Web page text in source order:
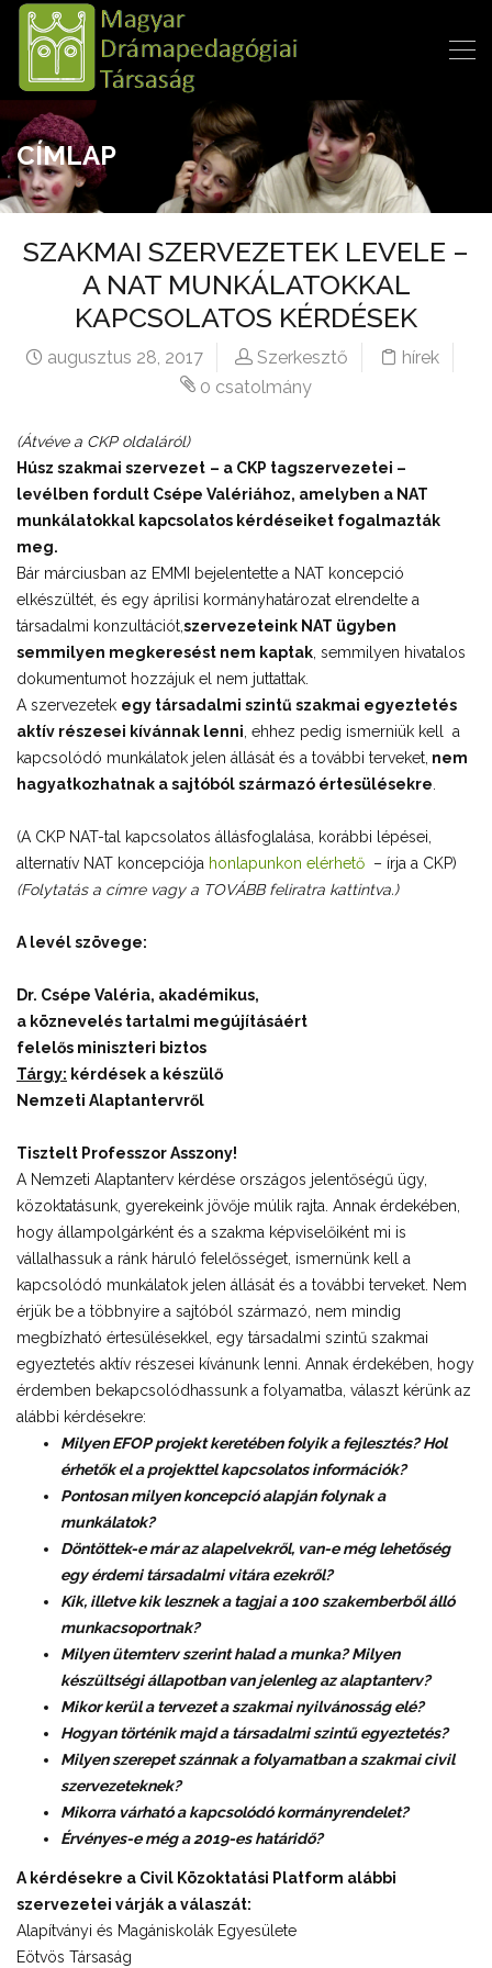
CÍMLAP
SZAKMAI SZERVEZETEK LEVELE –
A NAT MUNKÁLATOKKAL
KAPCSOLATOS KÉRDÉSEK
augusztus 28, 2017 Szerkesztő
hírek
0 csatolmány
(Átvéve a CKP oldaláról)
Húsz szakmai szervezet – a CKP tagszervezetei –
levélben fordult Csépe Valériához, amelyben a NAT
munkálatokkal kapcsolatos kérdéseiket fogalmazták
meg.
Bár márciusban az EMMI bejelentette a NAT koncepció
elkészültét, és egy áprilisi kormányhatározat elrendelte a
társadalmi konzultációt,szervezeteink NAT ügyben
semmilyen megkeresést nem kaptak , semmilyen hivatalos
dokumentumot hozzájuk el nem juttattak.
A szervezetek egy társadalmi szintű szakmai egyeztetés
aktív részesei kívánnak lenni , ehhez pedig ismerniük kell a
kapcsolódó munkálatok jelen állását és a további terveket, nem
hagyatkozhatnak a sajtóból származó értesülésekre
(A CKP NAT-tal kapcsolatos állásfoglalása, korábbi lépései,
alternatív NAT koncepciója honlapunkon elérhető – írja a CKP)
(Folytatás a címre vagy a TOVÁBB feliratra kattintva.)
A levél szövege:
Dr. Csépe Valéria, akadémikus,
a köznevelés tartalmi megújításáért
felelős miniszteri biztos
Tárgy: kérdések a készülő
Nemzeti Alaptantervről
Tisztelt Professzor Asszony!
A Nemzeti Alaptanterv kérdése országos jelentőségű ügy,
közoktatásunk, gyerekeink jövője múlik rajta. Annak érdekében,
hogy állampolgárként és a szakma képviselőiként mi is
vállalhassuk a ránk háruló felelősséget, ismernünk kell a
kapcsolódó munkálatok jelen állását és a további terveket. Nem
érjük be a többnyire a sajtóból származó, nem mindig
megbízható értesülésekkel, egy társadalmi szintű szakmai
egyeztetés aktív részesei kívánunk lenni. Annak érdekében, hogy
érdemben bekapcsolódhassunk a folyamatba, választ kérünk az
alábbi kérdésekre:
Milyen EFOP projekt keretében folyik a fejlesztés? Hol
érhetők el a projekttel kapcsolatos információk?
Pontosan milyen koncepció alapján folynak a
munkálatok?
Döntöttek-e már az alapelvekről, van-e még lehetőség
egy érdemi társadalmi vitára ezekről?
Kik, illetve kik lesznek a tagjai a 100 szakemberből álló
munkacsoportnak?
Milyen ütemterv szerint halad a munka? Milyen
készültségi állapotban van jelenleg az alaptanterv?
Mikor kerül a tervezet a szakmai nyilvánosság elé?
Hogyan történik majd a társadalmi szintű egyeztetés?
Milyen szerepet szánnak a folyamatban a szakmai civil
szervezeteknek?
Mikorra várható a kapcsolódó kormányrendelet?
Érvényes-e még a 2019-es határidő?
A kérdésekre a Civil Közoktatási Platform alábbi
szervezetei várják a válaszát:
Alapítványi és Magániskolák Egyesülete
Eötvös Társaság